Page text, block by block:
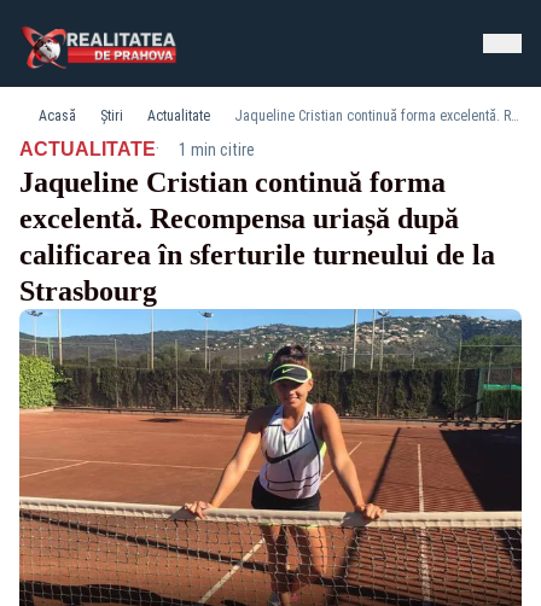
Acasă Știri Actualitate Jaqueline Cristian continuă forma excelentă. Recompensa uriașă după calificarea în sferturile turneului de la Strasbourg
ACTUALITATE· 1 min citire
Jaqueline Cristian continuă forma
excelentă. Recompensa uriașă după
calificarea în sferturile turneului de la
Strasbourg